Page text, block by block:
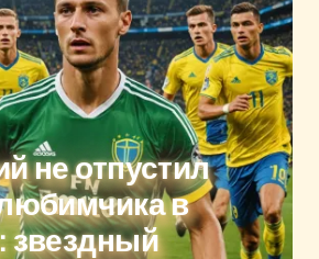
не отпустил
в
звездный